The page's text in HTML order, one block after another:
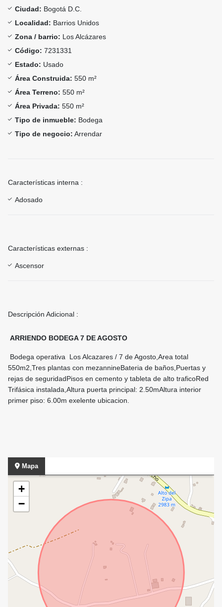
Ciudad: Bogotá D.C.
Localidad: Barrios Unidos
Zona / barrio: Los Alcázares
Código: 7231331
Estado: Usado
Área Construida: 550 m²
Área Terreno: 550 m²
Área Privada: 550 m²
Tipo de inmueble: Bodega
Tipo de negocio: Arrendar
Características interna :
Adosado
Características externas :
Ascensor
Descripción Adicional :
ARRIENDO BODEGA 7 DE AGOSTO
Bodega operativa Los Alcazares / 7 de Agosto,Area total
550m2,Tres plantas con mezannineBateria de baños,Puertas y
rejas de seguridadPisos en cemento y tableta de alto traficoRed
Trifásica instalada,Altura puerta principal: 2.50mAltura interior
primer piso: 6.00m exelente ubicacion.
Mapa
+
−